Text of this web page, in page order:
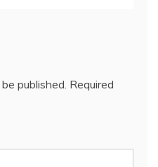
published. Required